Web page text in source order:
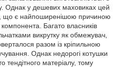
Однак у дешевих маховиках цей
що є найпоширенішою причиною
Багато власників
викрутку як обмежувач,
разом із кріпильною
Однак недорогі котушки
тендітного матеріалу, тому